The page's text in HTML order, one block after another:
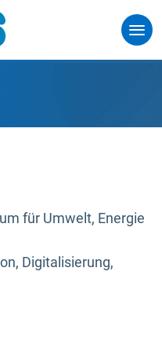
für Umwelt, Energie
Digitalisierung,